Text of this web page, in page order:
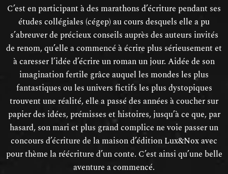
C’est en participant à des marathons d’écriture pendant ses
études collégiales (cégep) au cours desquels elle a pu
s’abreuver de précieux conseils auprès des auteurs invités
de renom, qu’elle a commencé à écrire plus sérieusement et
à caresser l’idée d’écrire un roman un jour. Aidée de son
imagination fertile grâce auquel les mondes les plus
fantastiques ou les univers fictifs les plus dystopiques
trouvent une réalité, elle a passé des années à coucher sur
papier des idées, prémisses et histoires, jusqu’à ce que, par
hasard, son mari et plus grand complice ne voie passer un
concours d’écriture de la maison d’édition Lux&Nox avec
pour thème la réécriture d’un conte. C’est ainsi qu’une belle
aventure a commencé.